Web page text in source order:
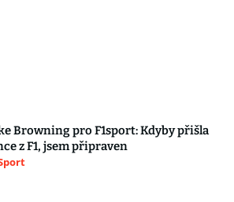
Browning pro F1sport: Kdyby přišla
z F1, jsem připraven